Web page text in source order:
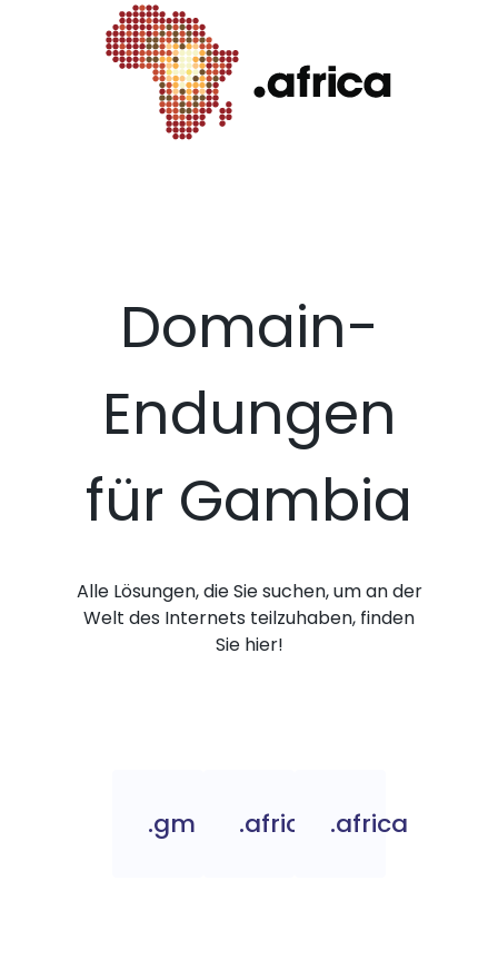
Domain-
Endungen
für Gambia
Alle Lösungen, die Sie suchen, um an der
Welt des Internets teilzuhaben, finden
Sie hier!
.gm .africa.com
.africa